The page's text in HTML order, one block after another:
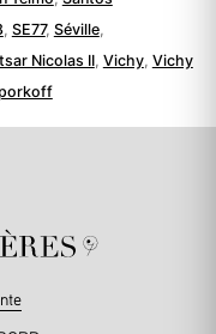
, SE77, Séville,
tsar Nicolas II, Vichy, Vichy